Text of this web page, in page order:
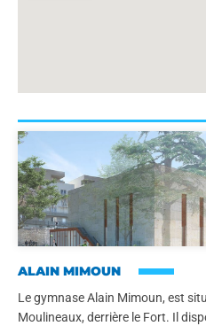
ALAIN MIMOUN
Le gymnase Alain Mimoun, est
Moulineaux, derrière le Fort. Il